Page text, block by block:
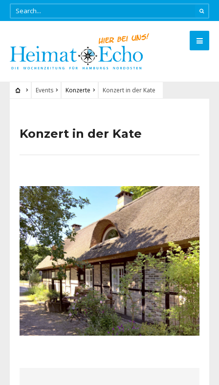
Events Konzerte Konzert in der Kate
Konzert in der Kate